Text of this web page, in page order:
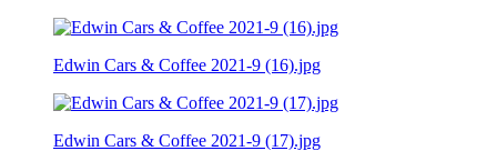
Edwin Cars & Coffee 2021-9 (16).jpg
Edwin Cars & Coffee 2021-9 (17).jpg